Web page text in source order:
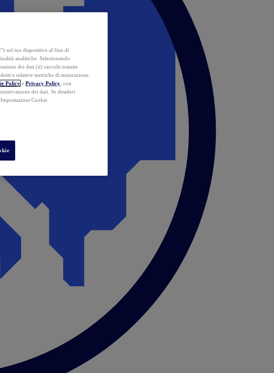
sul tuo dispositivo al fine di
analitiche. Selezionando
dei dati (ii) raccolti tramite
e relative metriche di misurazione.
Policy e Privacy Policy , con
dei dati. Se desideri
Cookie.